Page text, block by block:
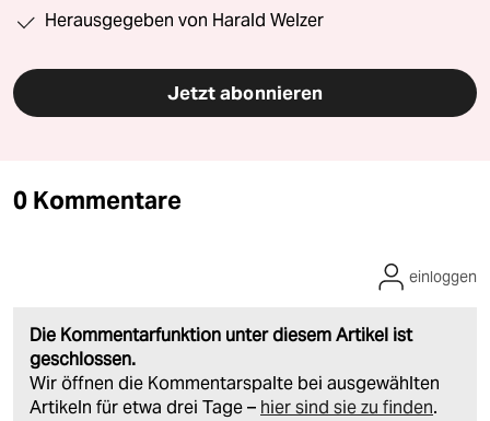
Herausgegeben von Harald Welzer
Jetzt abonnieren
0 Kommentare
Die Kommentarfunktion unter diesem Artikel ist
geschlossen.
Wir öffnen die Kommentarspalte bei ausgewählten
Artikeln für etwa drei Tage – hier sind sie zu finden.
einloggen